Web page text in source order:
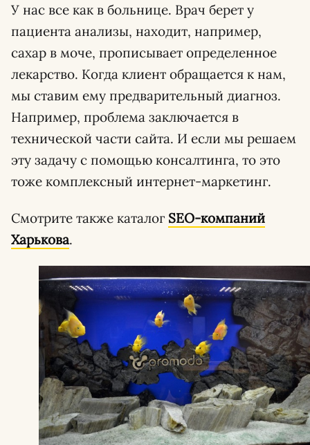
У нас все как в больнице. Врач берет у
пациента анализы, находит, например,
сахар в моче, прописывает определенное
лекарство. Когда клиент обращается к нам,
мы ставим ему предварительный диагноз.
Например, проблема заключается в
технической части сайта. И если мы решаем
эту задачу с помощью консалтинга, то это
тоже комплексный интернет-маркетинг.
Смотрите также каталог SEO-компаний
Харькова.